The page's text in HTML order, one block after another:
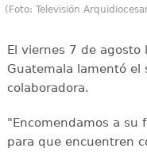
(Foto: Televisión
El viernes 7 de agosto
Guatemala lamentó el
colaboradora.
"Encomendamos a su
para que encuentren